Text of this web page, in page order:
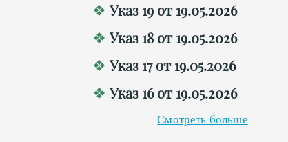
Указ 19 от 19.05.2026
Указ 18 от 19.05.2026
Указ 17 от 19.05.2026
Указ 16 от 19.05.2026
Смотреть больше